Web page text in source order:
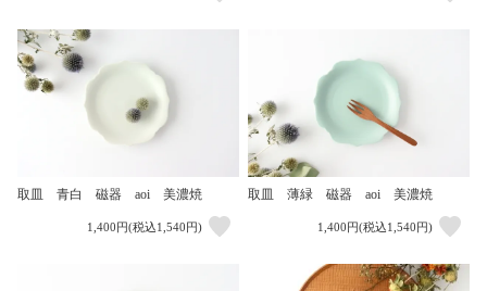
取皿 青白 磁器 aoi 美濃焼
1,400円(税込1,540円)
取皿 薄緑 磁器 aoi 美濃焼
1,400円(税込1,540円)